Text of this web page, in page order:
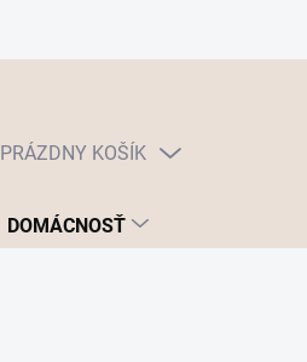
NÁKUPNÝ
PRÁZDNY KOŠÍK
DOMÁCNOSŤ